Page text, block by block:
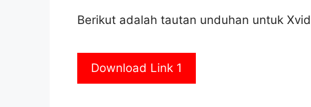
Berikut adalah tautan unduhan untuk
Download Link 1